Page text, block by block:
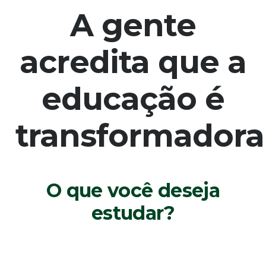
A gente
acredita que a
educação é
O que você deseja
estudar?